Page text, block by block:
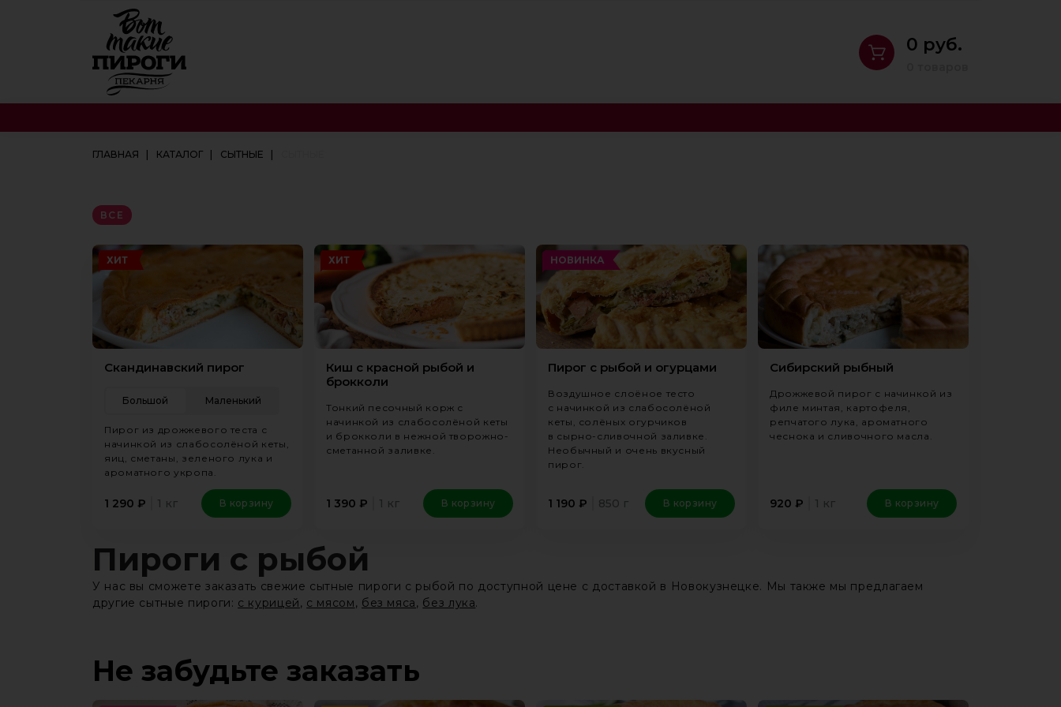
0 руб.
ГЛАВНАЯ КАТАЛОГ СЫТНЫЕ
ВСЕ
ХИТ
Скандинавский пирог
Большой Маленький
Пирог из дрожжевого теста с
начинкой из слабосолёной кеты,
яиц, сметаны, зеленого лука и
ароматного укропа.
1 290 ₽ 1 кг В корзину
ХИТ
Киш с красной рыбой и
брокколи
Тонкий песочный корж с
начинкой из слабосолёной кеты
и брокколи в нежной творожно-
сметанной заливке.
1 390 ₽ 1 кг В корзину
НОВИНКА
Пирог с рыбой и огурцами
Воздушное слоёное тесто
с начинкой из слабосолёной
кеты, солёных огурчиков
в сырно-сливочной заливке.
Необычный и очень вкусный
пирог.
1 190 ₽ 850 г В корзину
Сибирский рыбный
Дрожжевой пирог с начинкой из
филе минтая, картофеля,
репчатого лука, ароматного
чеснока и сливочного масла.
920 ₽ 1 кг В корзину
Пироги с рыбой
У нас вы сможете заказать свежие сытные пироги с рыбой по доступной цене с доставкой в Новокузнецке. Мы также мы предлагаем
другие сытные пироги: с курицей, с мясом, без мяса, без лука.
Не забудьте заказать